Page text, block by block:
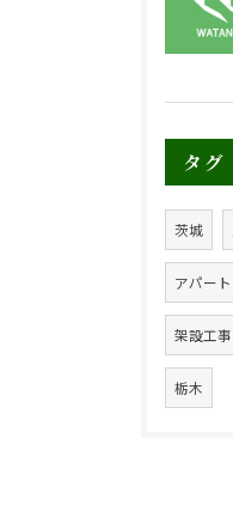
タグ
茨城
アパート
架設工事
栃木